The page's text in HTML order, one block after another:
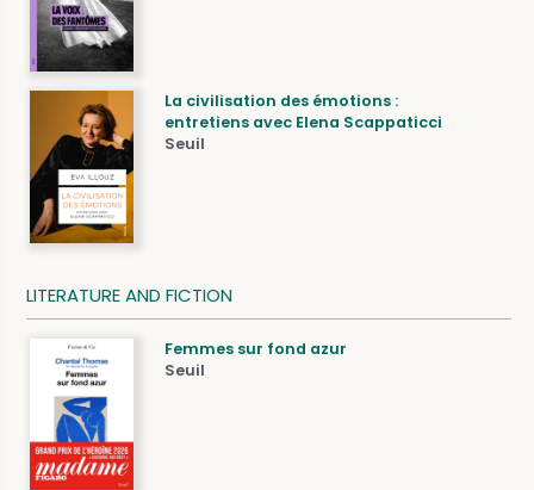
La civilisation des émotions :
entretiens avec Elena Scappaticci
Seuil
LITERATURE AND FICTION
Femmes sur fond azur
Seuil